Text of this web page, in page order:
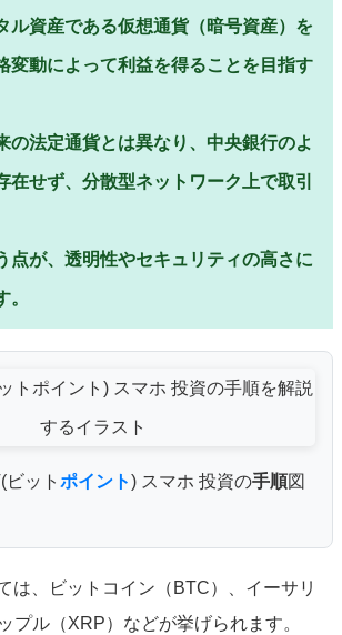
ル資産である仮想通貨（暗号資産）を
変動によって利益を得ることを目指す
の法定通貨とは異なり、中央銀行のよ
在せず、分散型ネットワーク上で取引
点が、透明性やセキュリティの高さに
ビット ポイント) スマホ 投資の手順図
は、ビットコイン（BTC）、イーサリ
プル（XRP）などが挙げられます。